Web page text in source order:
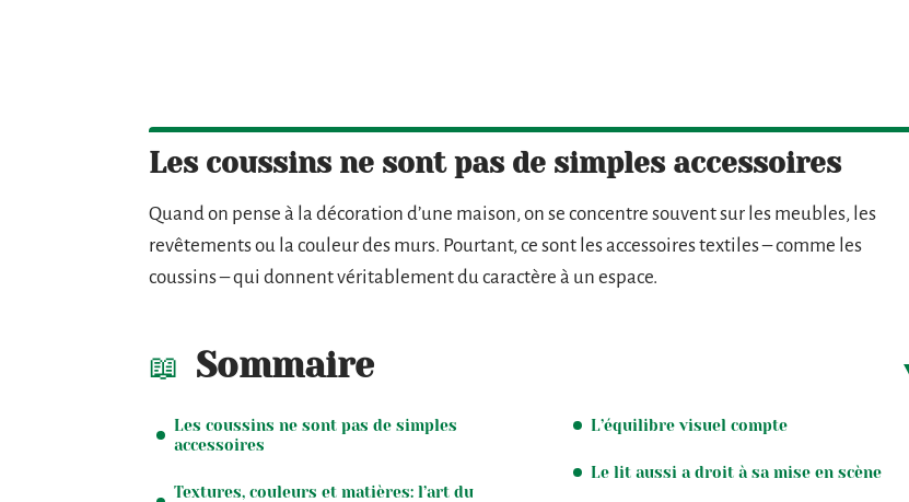
Les coussins ne sont pas de simples accessoires
Quand on pense à la décoration d’une maison, on se concentre souvent sur les meubles, les
revêtements ou la couleur des murs. Pourtant, ce sont les accessoires textiles – comme les
coussins – qui donnent véritablement du caractère à un espace.
Sommaire
Les coussins ne sont pas de simples
accessoires
Textures, couleurs et matières: l’art du
L’équilibre visuel compte
Le lit aussi a droit à sa mise en scène